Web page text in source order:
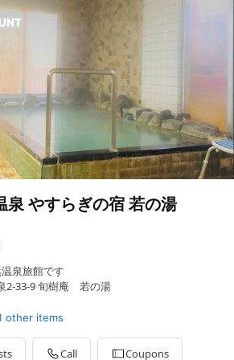
泉 やすらぎの宿 若の湯
泉旅館です
2-33-9 旬樹庵 若の湯
other items
Call Coupons